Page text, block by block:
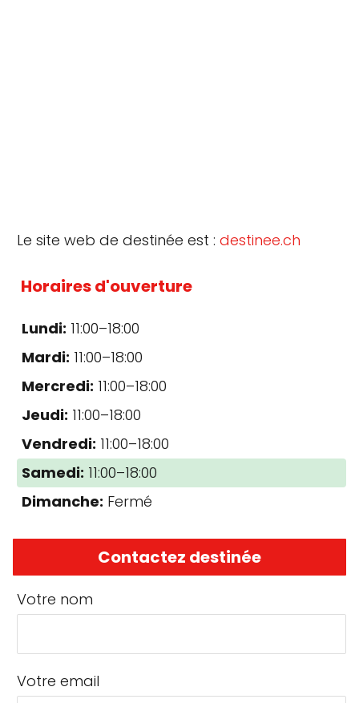
Le site web de destinée est : destinee.ch
Horaires d'ouverture
Lundi: 11:00–18:00
Mardi: 11:00–18:00
Mercredi: 11:00–18:00
Jeudi: 11:00–18:00
Vendredi: 11:00–18:00
Samedi: 11:00–18:00
Dimanche: Fermé
Contactez destinée
Votre nom
Votre email